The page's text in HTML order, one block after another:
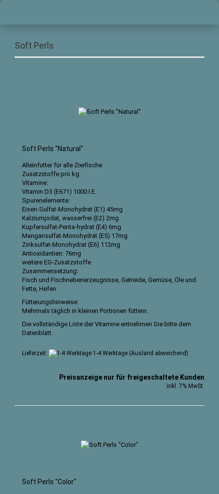
Soft Perls
Soft Perls "Natural"
Alleinfutter für alle Zierfische
Zusatzstoffe pro kg:
Vitamine:
Vitamin D3 (E671) 1000 I.E.
Spurenelemente:
Eisen-Sulfat-Monohydrat (E1) 45mg
Kalziumjodat, wasserfrei (E2) 2mg
Kupfersulfat-Penta-hydrat (E4) 6mg
Mangansulfat-Monohydrat (E5) 17mg
Zinksulfat-Monohydrat (E6) 112mg
Antioxidantien: 76mg
weitere EG-Zusatzstoffe
Zusammensetzung:
Fisch und Fischnebenerzeugnisse, Getreide, Gemüse, Öle und
Fette, Hefen.
Fütterungshinweise:
Mehrmals täglich in kleinen Portionen füttern.
Die vollständige Liste der Vitamine entnehmen Sie bitte dem
Datenblatt.
Lieferzeit: 1-4 Werktage (Ausland abweichend)
Preisanzeige nur für freigeschaltete Kunden
inkl. 7% MwSt.
Soft Perls "Color"